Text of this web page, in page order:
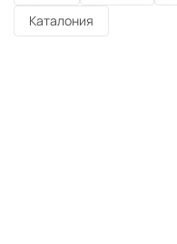
Каталония